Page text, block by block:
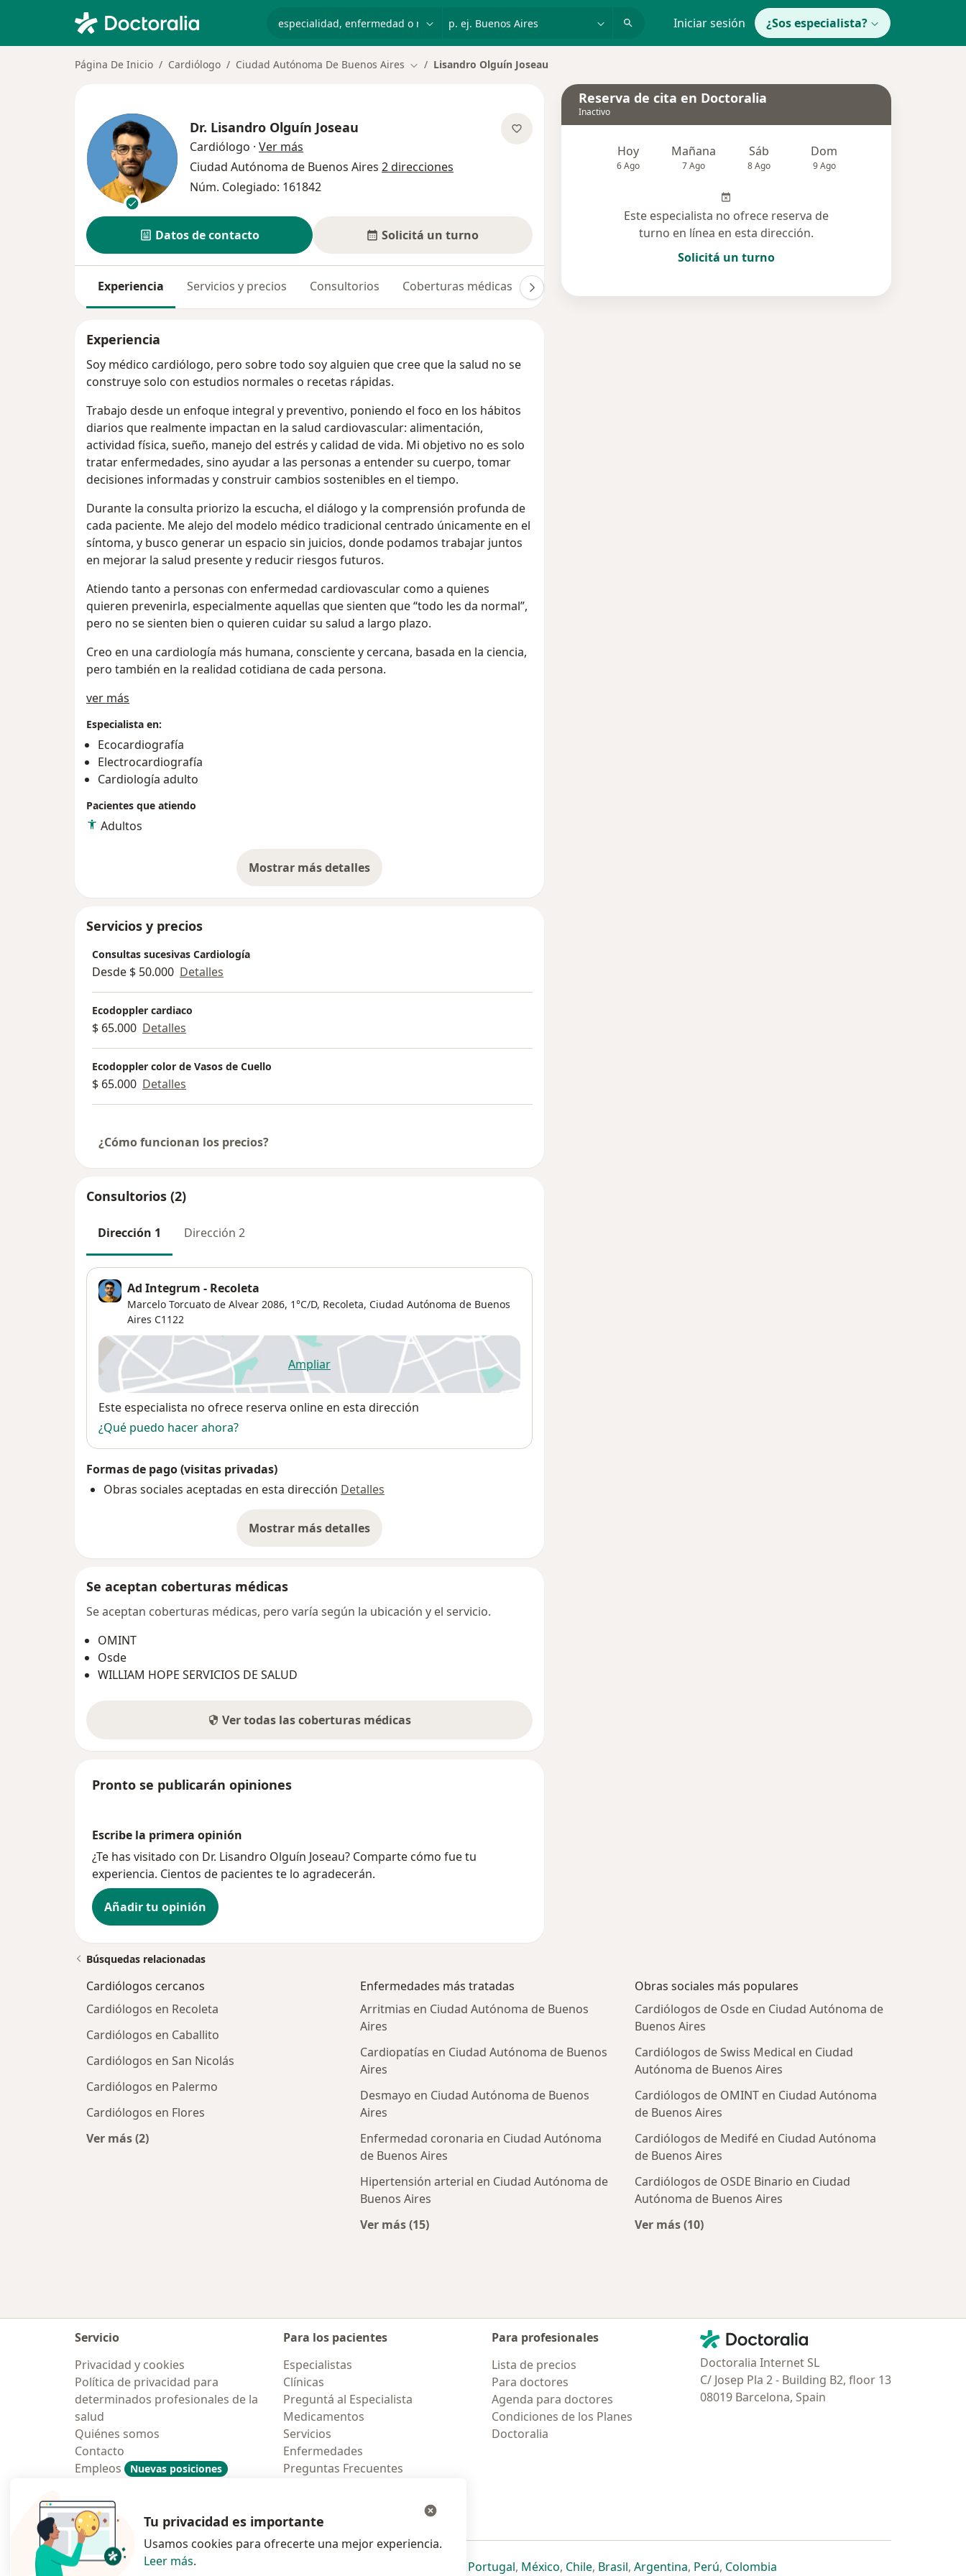
Iniciar sesión ¿Sos especialista?
Página De Inicio Cardiólogo Ciudad Autónoma De Buenos Aires Cambiar de ciudad
Lisandro Olguín Joseau
Dr. Lisandro Olguín Joseau
Cardiólogo · Ver más
Ciudad Autónoma de Buenos Aires 2 direcciones
Núm. Colegiado: 161842
Datos de contacto Solicitá un turno
Experiencia Servicios y precios Consultorios Coberturas médicas Opiniones
Experiencia
Soy médico cardiólogo, pero sobre todo soy alguien que cree que la salud no se
construye solo con estudios normales o recetas rápidas.
Trabajo desde un enfoque integral y preventivo, poniendo el foco en los hábitos
diarios que realmente impactan en la salud cardiovascular: alimentación,
actividad física, sueño, manejo del estrés y calidad de vida. Mi objetivo no es solo
tratar enfermedades, sino ayudar a las personas a entender su cuerpo, tomar
decisiones informadas y construir cambios sostenibles en el tiempo.
Durante la consulta priorizo la escucha, el diálogo y la comprensión profunda de
cada paciente. Me alejo del modelo médico tradicional centrado únicamente en el
síntoma, y busco generar un espacio sin juicios, donde podamos trabajar juntos
en mejorar la salud presente y reducir riesgos futuros.
Atiendo tanto a personas con enfermedad cardiovascular como a quienes
quieren prevenirla, especialmente aquellas que sienten que “todo les da normal”,
pero no se sienten bien o quieren cuidar su salud a largo plazo.
Creo en una cardiología más humana, consciente y cercana, basada en la ciencia,
pero también en la realidad cotidiana de cada persona.
ver más
Especialista en:
Ecocardiografía
Electrocardiografía
Cardiología adulto
Pacientes que atiendo
Adultos
Mostrar más detalles
sobre la experiencia
Servicios y precios
Consultas sucesivas Cardiología
Desde $ 50.000 Detalles
Ecodoppler cardiaco
$ 65.000 Detalles
Ecodoppler color de Vasos de Cuello
$ 65.000 Detalles
¿Cómo funcionan los precios?
Consultorios (2)
Dirección 1 Dirección 2
Ad Integrum - Recoleta
Marcelo Torcuato de Alvear 2086, 1°C/D, Recoleta, Ciudad Autónoma de Buenos
Aires C1122
Ampliarse abre en una nueva pestaña
Disponibilidad
Este especialista no ofrece reserva online en esta dirección
¿Qué puedo hacer ahora?
Formas de pago (visitas privadas)
Obras sociales aceptadas en esta dirección Detalles
Mostrar más detalles
sobre la dirección
Se aceptan coberturas médicas
Se aceptan coberturas médicas, pero varía según la ubicación y el servicio.
OMINT
Osde
WILLIAM HOPE SERVICIOS DE SALUD
Ver todas las coberturas médicas
Pronto se publicarán opiniones
Escribe la primera opinión
¿Te has visitado con Dr. Lisandro Olguín Joseau? Comparte cómo fue tu
experiencia. Cientos de pacientes te lo agradecerán.
Añadir tu opinión
Reserva de cita en Doctoralia
Inactivo
Hoy
6 Ago
Mañana
7 Ago
Sáb
8 Ago
Dom
9 Ago
Este especialista no ofrece reserva de
turno en línea en esta dirección.
Solicitá un turno
Búsquedas relacionadas
Cardiólogos cercanos
Cardiólogos en Recoleta
Cardiólogos en Caballito
Cardiólogos en San Nicolás
Cardiólogos en Palermo
Cardiólogos en Flores
Ver más (2)
Más en esta categoría: Cardiólogos cercanos
Enfermedades más tratadas
Arritmias en Ciudad Autónoma de Buenos
Aires
Cardiopatías en Ciudad Autónoma de Buenos
Aires
Desmayo en Ciudad Autónoma de Buenos
Aires
Enfermedad coronaria en Ciudad Autónoma
de Buenos Aires
Hipertensión arterial en Ciudad Autónoma de
Buenos Aires
Ver más (15)
Obras sociales más populares
Cardiólogos de Osde en Ciudad Autónoma de
Buenos Aires
Cardiólogos de Swiss Medical en Ciudad
Autónoma de Buenos Aires
Cardiólogos de OMINT en Ciudad Autónoma
de Buenos Aires
Cardiólogos de Medifé en Ciudad Autónoma
de Buenos Aires
Cardiólogos de OSDE Binario en Ciudad
Autónoma de Buenos Aires
Ver más (10)
Servicio
Privacidad y cookies
Política de privacidad para
determinados profesionales de la
salud
Quiénes somos
Contacto
Empleos
Nuevas posiciones
Contratación
Para los pacientes
Especialistas
Clínicas
Preguntá al Especialista
Medicamentos
Servicios
Enfermedades
Preguntas Frecuentes
Para profesionales
Lista de precios
Para doctores
Agenda para doctores
Condiciones de los Planes
Doctoralia
Contacto
Doctoralia - Página de inicio
Doctoralia Internet SL
C/ Josep Pla 2 - Building B2, floor 13
08019 Barcelona, Spain
Polska se abre en una nueva pestaña
se abre en una nueva pestaña
se abre en una nueva pestaña
se abre en una nueva pestaña
Portugalse abre en una nueva pestaña
, Méxicose abre en una nueva pestaña
, Chilese abre en una nueva pestaña
, Brasilse abre en una nueva pestaña
, Argentinase abre en una nueva pestaña
, Perúse abre en una nueva pestaña
, Colombiase abre en una nueva pestaña
Tu privacidad es importante
Usamos cookies para ofrecerte una mejor experiencia.
Leer más.